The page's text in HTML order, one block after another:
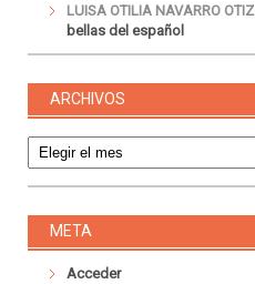
LUISA OTILIA NAVARRO OTIZ
bellas del español
ARCHIVOS
META
Acceder